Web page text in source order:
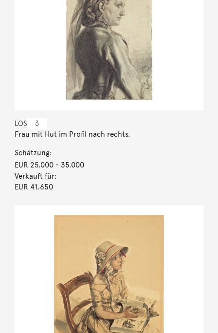
LOS 3
Frau mit Hut im Profil nach rechts.
Schätzung:
EUR 25.000- 35.000
Verkauft für:
EUR 41.650